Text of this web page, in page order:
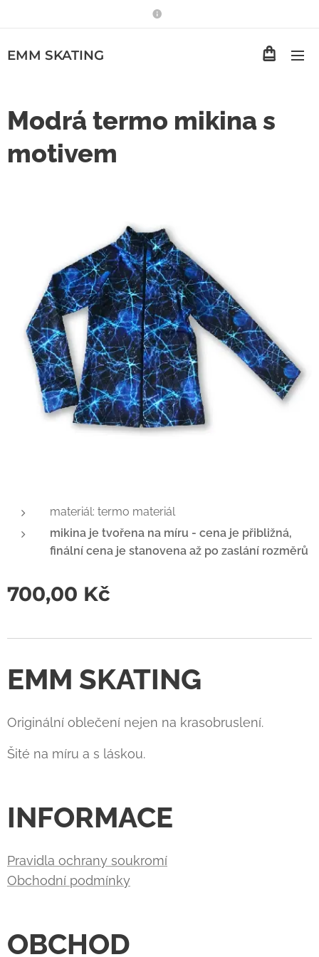
EMM SKATING
Modrá termo mikina s
motivem
materiál: termo materiál
mikina je tvořena na míru - cena je přibližná,
finální cena je stanovena až po zaslání rozměrů
700,00 Kč
EMM SKATING
Originální oblečení nejen na krasobruslení.
Šité na míru a s láskou.
INFORMACE
Pravidla ochrany soukromí
Obchodní podmínky
OBCHOD